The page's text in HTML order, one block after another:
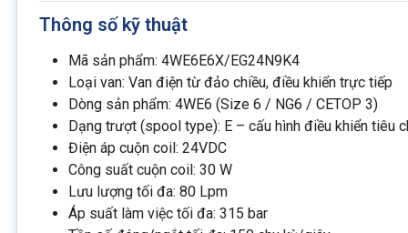
Thông số kỹ thuật
Mã sản phẩm: 4WE6E6X/EG24N9K4
Loại van: Van điện từ đảo chiều, điều khiển trực tiếp
Dòng sản phẩm: 4WE6 (Size 6 / NG6 / CETOP 3)
Dạng trượt (spool type): E – cấu hình điều khiển tiêu
Điện áp cuộn coil: 24VDC
Công suất cuộn coil: 30 W
Lưu lượng tối đa: 80 Lpm
Áp suất làm việc tối đa: 315 bar